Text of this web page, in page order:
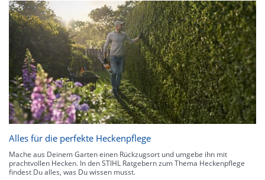
Alles für die perfekte Heckenpflege
Mache aus Deinem Garten einen Rückzugsort und umgebe ihn mit
prachtvollen Hecken. In den STIHL Ratgebern zum Thema Heckenpflege
findest Du alles, was Du wissen musst.